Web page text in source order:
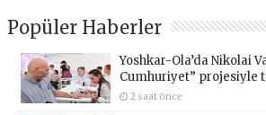
Popüler Haberler
Yoshkar-Ola’da Nikolai
Cumhuriyet” projesiyle
2 saat önce